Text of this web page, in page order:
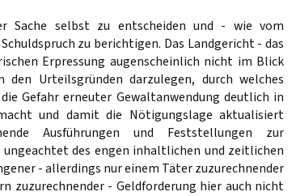
Sache selbst zu entscheiden und - wie vom
zu berichtigen. Das Landgericht - das
Erpressung augenscheinlich nicht im Blick
Urteilsgründen darzulegen, durch welches
Gefahr erneuter Gewaltanwendung deutlich in
und damit die Nötigungslage aktualisiert
Ausführungen und Feststellungen zur
des engen inhaltlichen und zeitlichen
- allerdings nur einem Täter zuzurechnender
zuzurechnender - Geldforderung hier auch nicht